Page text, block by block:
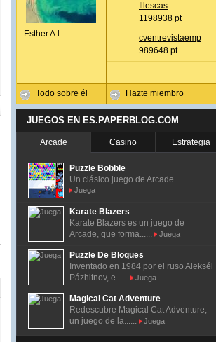
Esther A.l.
Todo sobre él
Illescas
1198938 pt
cventrevistaemp
989648 pt
Hazte miembro
JUEGOS EN ES.PAPERBLOG.COM
Arcade Casino Estrategia
Puzzle Bobble
Un clásico juego de Arcade. ......
Juega
Karate Blazers
Karate Blazers es un juego de
Arcade, que forma......
Juega
Puzzle De Bloques
Inventado en 1984 por el ruso Alekséi
Pázhitnov, e......
Juega
Magical Cat Adventure
Redescubre Magical Cat Adventure,
un juego de la......
Juega